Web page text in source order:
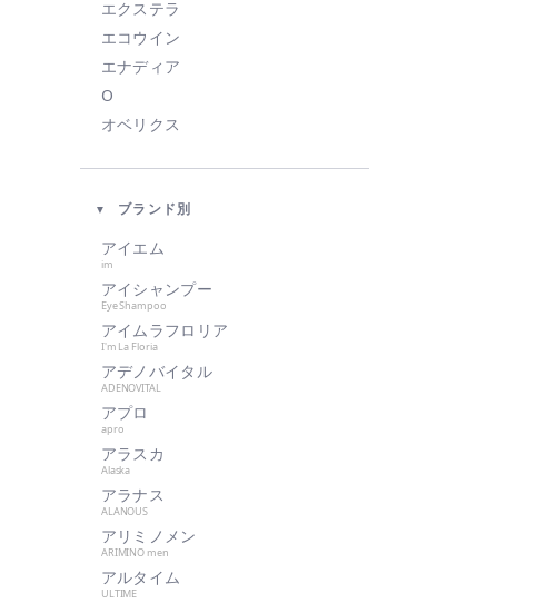
エクステラ
エコウイン
エナディア
O
オベリクス
KAHI
KINUJO
肌美和
グッドシング
クラプロックス
グランパーム
クレイツイオン
ケアネス
サハラ・インターナショナルグル
ープ
サントレッグ
GMコーポレーション
season4
ブランド別
アイエム
im
アイシャンプー
Eye Shampoo
アイムラフロリア
I'm La Floria
アデノバイタル
ADENOVITAL
アプロ
apro
アラスカ
Alaska
アラナス
ALANOUS
アリミノメン
ARIMINO men
アルタイム
ULTIME